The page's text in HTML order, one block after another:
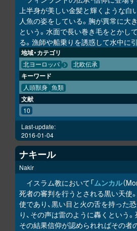
上半身が美しい金髪と輝くような白
人魚の姿をしている。胸が異常に大
という。水面で長い巻き毛をとかし
る。漁師や船乗りを誘惑して水中に
地域・カテゴリ
北ヨーロッパ 北欧伝承
キーワード
人頭獣身 魚類
文献
10
Last-update:
2016-01-04
ナキール
Nakir
イスラム教において「ムンカル（
死者の審判を行うとされる黒い天使
使であり、黒い目と火の舌を持った
り、その声は雷のように轟くという
その結果信仰が認められればその者